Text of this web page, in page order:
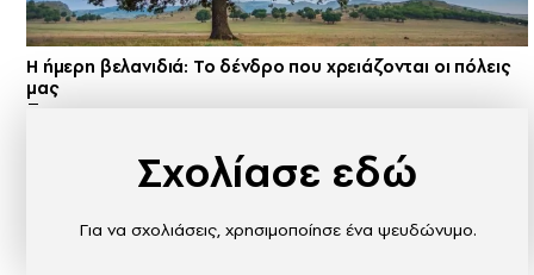
Η ήμερη βελανιδιά: Το δένδρο που χρειάζονται οι πόλεις
μας
Σχολίασε εδώ
Για να σχολιάσεις, χρησιμοποίησε ένα ψευδώνυμο.